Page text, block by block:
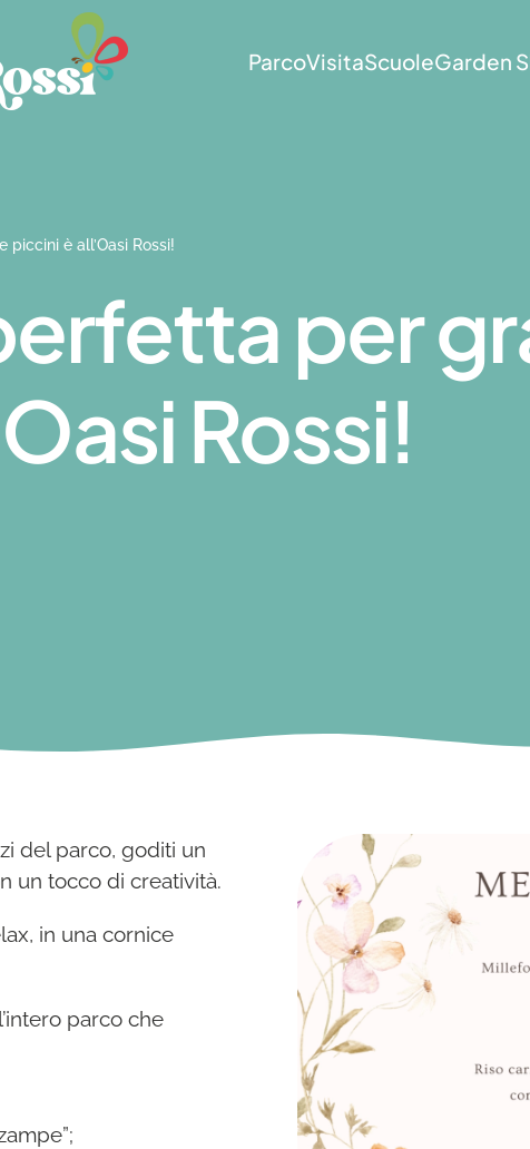
ParcoVisitaScuoleGarden
piccini è all’Oasi Rossi!
per
Rossi!
del parco, goditi un
un tocco di creatività.
in una cornice
parco che